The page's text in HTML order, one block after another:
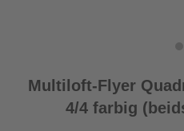
Multiloft-Flyer
4/4 farbig